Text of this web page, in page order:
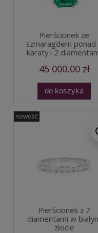
Pierścionek ze
szmaragdem ponad
karaty i 2
45 000,00 zł
do koszyka
Pierścionek z 7
diamentami w
złocie
nowość